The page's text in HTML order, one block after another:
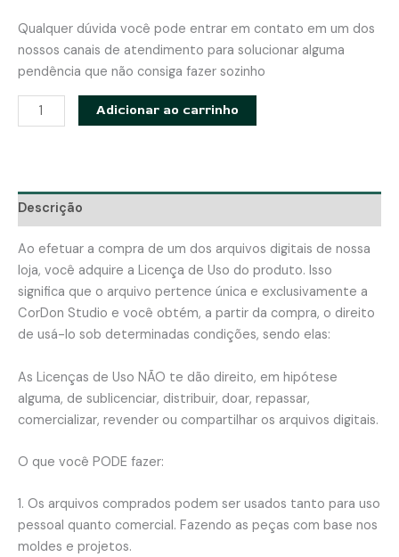
Qualquer dúvida você pode entrar em contato em um dos
nossos canais de atendimento para solucionar alguma
pendência que não consiga fazer sozinho
Organizador
Universal
passeio
do
-
Apostila
com
modelagem
em
quantidade
Adicionar ao carrinho
Descrição
Ao efetuar a compra de um dos arquivos digitais de nossa
loja, você adquire a Licença de Uso do produto. Isso
significa que o arquivo pertence única e exclusivamente a
CorDon Studio e você obtém, a partir da compra, o direito
de usá-lo sob determinadas condições, sendo elas:
As Licenças de Uso NÃO te dão direito, em hipótese
alguma, de sublicenciar, distribuir, doar, repassar,
comercializar, revender ou compartilhar os arquivos digitais.
O que você PODE fazer:
1. Os arquivos comprados podem ser usados ​​tanto para uso
pessoal quanto comercial. Fazendo as peças com base nos
moldes e projetos.